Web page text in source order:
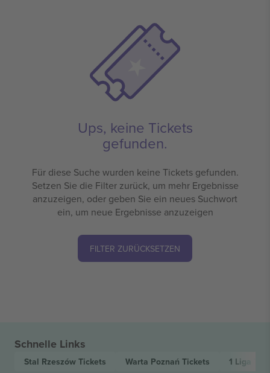
Ups, keine Tickets
gefunden.
Für diese Suche wurden keine Tickets gefunden.
Setzen Sie die Filter zurück, um mehr Ergebnisse
anzuzeigen, oder geben Sie ein neues Suchwort
ein, um neue Ergebnisse anzuzeigen
FILTER ZURÜCKSETZEN
Schnelle Links
Stal Rzeszów Tickets Warta Poznań Tickets 1 Liga